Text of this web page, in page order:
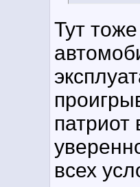
Тут
патриот
всех